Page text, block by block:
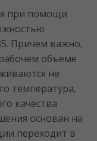
при помощи
Причем важно,
объеме
не
температура,
качества
основан на
переходит в